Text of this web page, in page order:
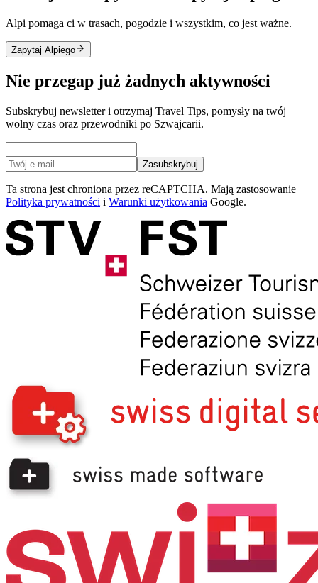
Alpi pomaga ci w trasach, pogodzie i wszystkim, co jest ważne.
Zapytaj Alpiego
Nie przegap już żadnych aktywności
Subskrybuj newsletter i otrzymaj Travel Tips, pomysły na twój
wolny czas oraz przewodniki po Szwajcarii.
Zasubskrybuj
Ta strona jest chroniona przez reCAPTCHA. Mają zastosowanie
Polityka prywatności i Warunki użytkowania Google.